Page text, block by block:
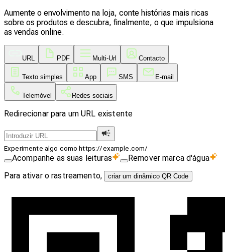
Aumente o envolvimento na loja, conte histórias mais ricas
sobre os produtos e descubra, finalmente, o que impulsiona
as vendas online.
URL PDF Multi-Url Contacto
Texto simples App SMS E-mail
Telemóvel Redes sociais
Redirecionar para um URL existente
Experimente algo como https://example.com/
Acompanhe as suas leituras
Remover marca d'água
Para ativar o rastreamento,
criar um dinâmico QR Code